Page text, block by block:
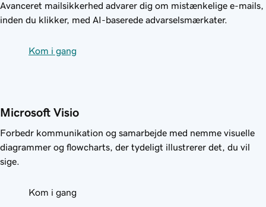
Avanceret mailsikkerhed advarer dig om mistænkelige e-mails,
inden du klikker, med AI-baserede advarselsmærkater.
Kom i gang
Microsoft Visio
Forbedr kommunikation og samarbejde med nemme visuelle
diagrammer og flowcharts, der tydeligt illustrerer det, du vil
sige.
Kom i gang